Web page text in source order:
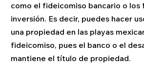
como el fideicomiso bancario o los
inversión. Es decir, puedes hacer
una propiedad en las playas
fideicomiso, pues el banco o el
mantiene el título de propiedad.